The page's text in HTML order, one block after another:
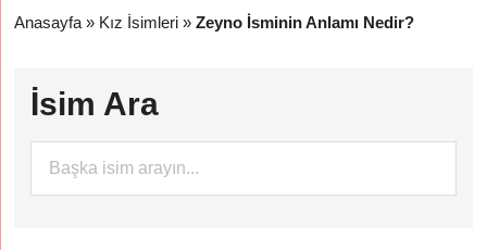
Anasayfa » Kız İsimleri »Zeyno İsminin Anlamı Nedir?
İsim Ara